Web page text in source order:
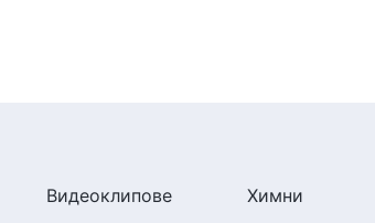
Видеоклипове Химни